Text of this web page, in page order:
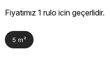
Fiyatımız 1 rulo icin geçerlidir.
5 m²